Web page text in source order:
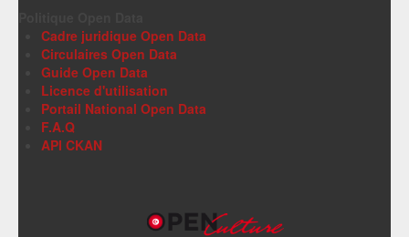
Cadre juridique Open Data
Circulaires Open Data
Guide Open Data
Licence d'utilisation
Portail National Open Data
F.A.Q
API CKAN